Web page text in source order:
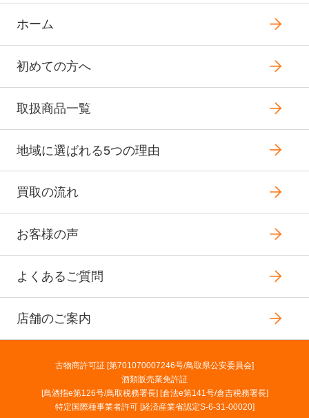
ホーム
初めての方へ
取扱商品一覧
地域に選ばれる5つの理由
買取の流れ
お客様の声
よくあるご質問
店舗のご案内
古物商許可証 [第701070007246号/鳥取県公安委員会]
酒類販売業免許証
[鳥酒指e第126号/鳥取税務署長] [倉法e第141号/倉吉税務署長]
特定国際種事業者許可 [経済産業省認定S-6-31-00020]